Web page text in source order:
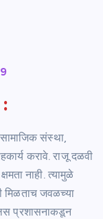
संस्था,
करावे. राजू दळवी
नाही. त्यामुळे
मिळताच जवळच्या
प्रशासनाकडून